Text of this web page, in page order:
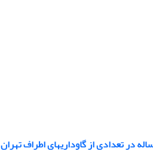
در تعدادی از گاوداریهای اطراف تهران